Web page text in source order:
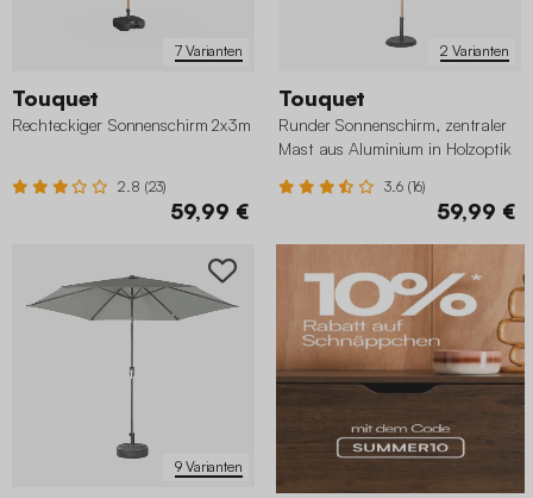
7 Varianten
Touquet
Rechteckiger Sonnenschirm 2x3m
2.8 (23)
59,99 €
2 Varianten
Touquet
Runder Sonnenschirm, zentraler
Mast aus Aluminium in Holzoptik
3.6 (16)
59,99 €
9 Varianten